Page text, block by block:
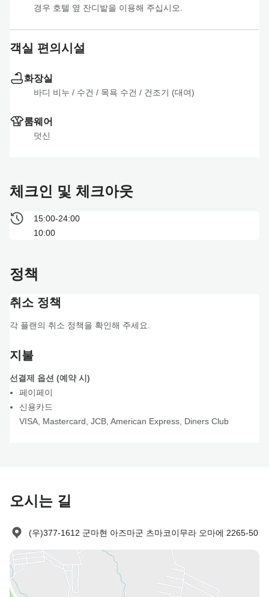
경우 호텔 옆 잔디밭을 이용해 주십시오.
객실 편의시설
화장실
바디 비누 / 수건 / 목욕 수건 / 건조기 (대여)
룸웨어
덧신
체크인 및 체크아웃
15:00-24:00
10:00
정책
취소 정책
각 플랜의 취소 정책을 확인해 주세요.
지불
선결제 옵션 (예약 시)
페이페이
신용카드
VISA Mastercard JCB American Express Diners Club
오시는 길
(우)377-1612 군마현 아즈마군 츠마코이무라 오마에 2265-50